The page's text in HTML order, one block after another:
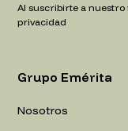
Al suscribirte a
privacidad
Grupo Emérita
Nosotros